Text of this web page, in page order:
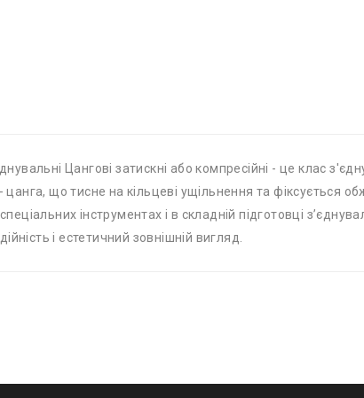
Цангові затискні або компресійні - це клас
що тисне на кільцеві ущільнення та фіксується
інструментах і в складній підготовці
і естетичний зовнішній вигляд.